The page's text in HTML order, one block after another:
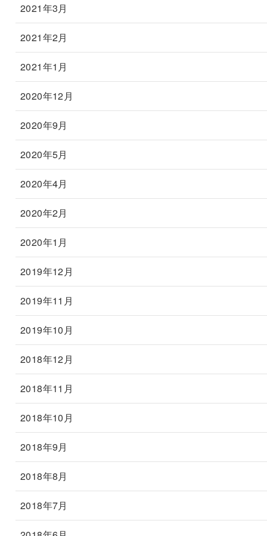
2021年3月
2021年2月
2021年1月
2020年12月
2020年9月
2020年5月
2020年4月
2020年2月
2020年1月
2019年12月
2019年11月
2019年10月
2018年12月
2018年11月
2018年10月
2018年9月
2018年8月
2018年7月